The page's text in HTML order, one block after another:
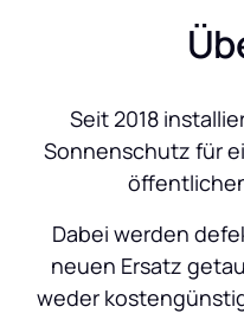
Seit 2018
Sonnenschutz für
neuen Ersatz
weder